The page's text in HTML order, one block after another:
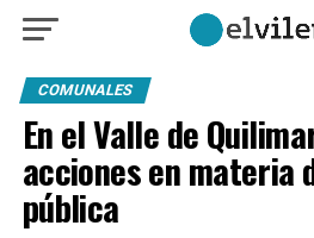
COMUNALES
En el Valle de
acciones en materia
pública